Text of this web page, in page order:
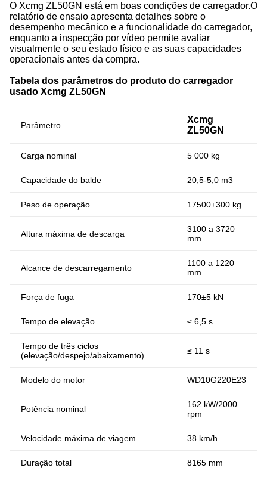
O Xcmg ZL50GN está em boas condições de carregador.O
relatório de ensaio apresenta detalhes sobre o
desempenho mecânico e a funcionalidade do carregador,
enquanto a inspecção por vídeo permite avaliar
visualmente o seu estado físico e as suas capacidades
operacionais antes da compra.
Tabela dos parâmetros do produto do carregador
usado Xcmg ZL50GN
Parâmetro
Xcmg
ZL50GN
Carga nominal 5 000 kg
Capacidade do balde 20,5-5,0 m3
Peso de operação 17500±300 kg
Altura máxima de descarga
3100 a 3720
mm
Alcance de descarregamento
1100 a 1220
mm
Força de fuga 170±5 kN
Tempo de elevação ≤ 6,5 s
Tempo de três ciclos
(elevação/despejo/abaixamento)
≤ 11 s
Modelo do motor WD10G220E23
Potência nominal
162 kW/2000
rpm
Velocidade máxima de viagem 38 km/h
Duração total 8165 mm